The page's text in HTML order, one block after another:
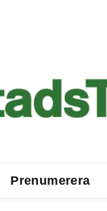
Prenumerera